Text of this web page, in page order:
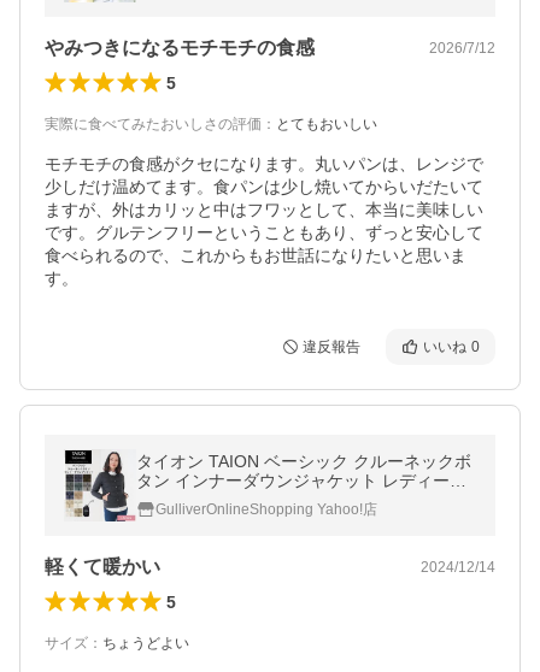
やみつきになるモチモチの食感 2026/7/12
5
実際に食べてみたおいしさの評価 ： とてもおいしい
モチモチの食感がクセになります。丸いパンは、レンジで
少しだけ温めてます。食パンは少し焼いてからいだたいて
ますが、外はカリッと中はフワッとして、本当に美味しい
です。グルテンフリーということもあり、ずっと安心して
食べられるので、これからもお世話になりたいと思いま
す。
違反報告 いいね 0
タイオン TAION ベーシック クルーネックボ
タン インナーダウンジャケット レディース
TAION-W104
GulliverOnlineShopping Yahoo!店
軽くて暖かい 2024/12/14
5
サイズ ： ちょうどよい